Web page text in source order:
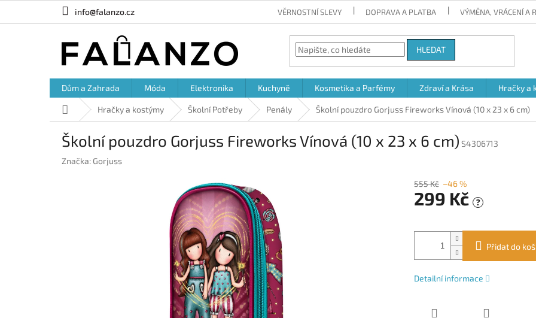
info@falanzo.cz VĚRNOSTNÍ SLEVY DOPRAVA A PLATBA VÝMĚNA, VRÁCENÍ A
HLEDAT
Dům a Zahrada Móda Elektronika Kuchyně Kosmetika a Parfémy Zdraví a Krása Hračky a
Domů Hračky a kostýmy Školní Potřeby Penály Školní pouzdro Gorjuss Fireworks Vínová (10 x 23 x 6 cm)
Školní pouzdro Gorjuss Fireworks Vínová (10 x 23 x 6 cm) S4306713
Značka: Gorjuss
555 Kč –46 %
299 Kč ?
cena:
Přidat do
Detailní informace